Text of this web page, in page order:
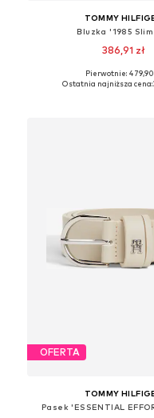
TOMMY
Bluzka '1985
386,91 zł
Dostępne w różnych
Pierwotnie: 479,90
Ostatnia najniższa cena:
OFERTA
TOMMY
Pasek 'ESSENTIAL